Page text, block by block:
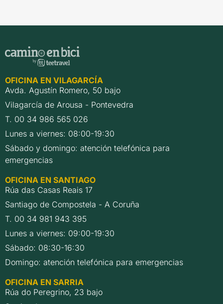
OFICINA EN VILAGARCÍA
Avda. Agustín Romero, 50 bajo
Vilagarcía de Arousa - Pontevedra
T. 00 34 986 565 026
Lunes a viernes: 08:00-19:30
Sábado y domingo: atención telefónica para
emergencias
OFICINA EN SANTIAGO
Rúa das Casas Reais 17
Santiago de Compostela - A Coruña
T. 00 34 981 943 395
Lunes a viernes: 09:00-19:30
Sábado: 08:30-16:30
Domingo: atención telefónica para emergencias
OFICINA EN SARRIA
Rúa do Peregrino, 23 bajo